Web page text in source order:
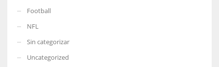
Football
NFL
Sin categorizar
Uncategorized